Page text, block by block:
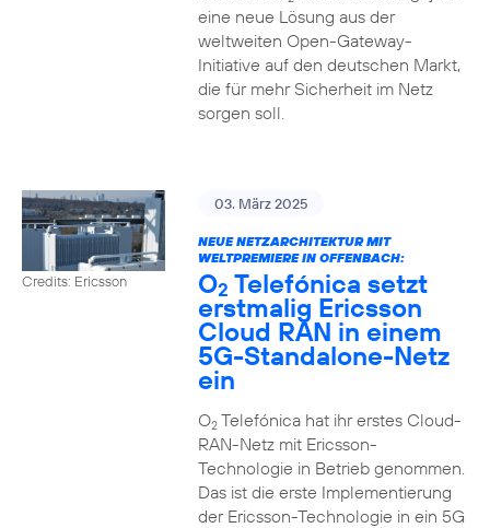
eine neue Lösung aus der
weltweiten Open-Gateway-
Initiative auf den deutschen Markt,
die für mehr Sicherheit im Netz
sorgen soll.
Credits: Ericsson
03. März 2025
NEUE NETZARCHITEKTUR MIT
WELTPREMIERE IN OFFENBACH:
O2 Telefónica setzt
erstmalig Ericsson
Cloud RAN in einem
5G-Standalone-Netz
ein
O2Telefónica hat ihr erstes Cloud-
RAN-Netz mit Ericsson-
Technologie in Betrieb genommen.
Das ist die erste Implementierung
der Ericsson-Technologie in ein 5G